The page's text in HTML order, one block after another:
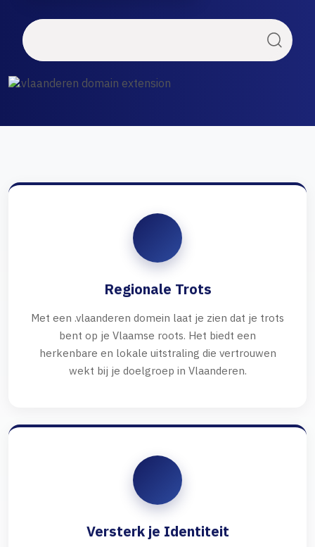
Regionale Trots
Met een .vlaanderen domein laat je zien dat je trots
bent op je Vlaamse roots. Het biedt een
herkenbare en lokale uitstraling die vertrouwen
wekt bij je doelgroep in Vlaanderen.
Versterk je Identiteit